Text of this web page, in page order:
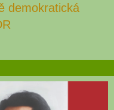
demokratická